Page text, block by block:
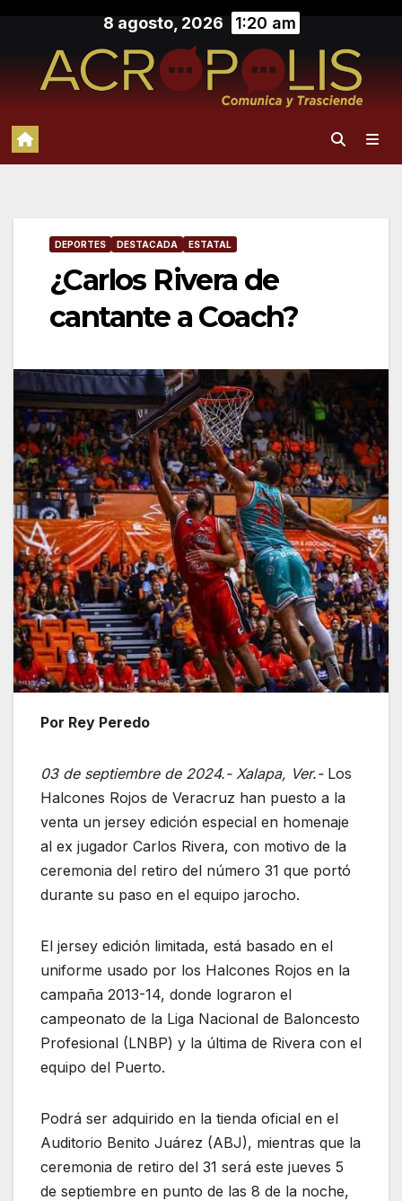
contenido
8 agosto, 2026 1:20 am
DEPORTES DESTACADA ESTATAL
¿Carlos Rivera de
cantante a Coach?
Por Rey Peredo
03 de septiembre de 2024.- Xalapa, Ver.-Los
Halcones Rojos de Veracruz han puesto a la
venta un jersey edición especial en homenaje
al ex jugador Carlos Rivera, con motivo de la
ceremonia del retiro del número 31 que portó
durante su paso en el equipo jarocho.
El jersey edición limitada, está basado en el
uniforme usado por los Halcones Rojos en la
campaña 2013-14, donde lograron el
campeonato de la Liga Nacional de Baloncesto
Profesional (LNBP) y la última de Rivera con el
equipo del Puerto.
Podrá ser adquirido en la tienda oficial en el
Auditorio Benito Juárez (ABJ), mientras que la
ceremonia de retiro del 31 será este jueves 5
de septiembre en punto de las 8 de la noche,